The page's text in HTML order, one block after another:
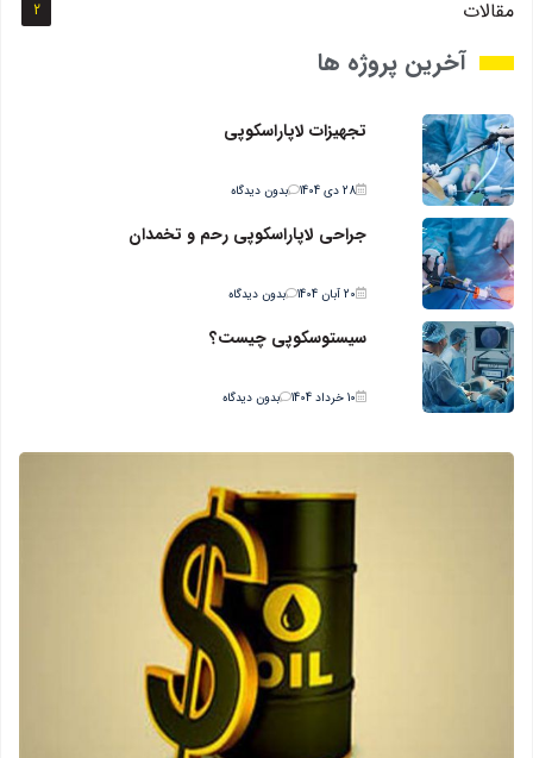
مقالات 2
آخرین پروژه ها
تجهیزات لاپاراسکوپی
28 دی 1404 بدون دیدگاه
جراحي لاپاراسکوپي رحم و تخمدان
20 آبان 1404 بدون دیدگاه
سیستوسکوپی چیست؟
10 خرداد 1404 بدون دیدگاه